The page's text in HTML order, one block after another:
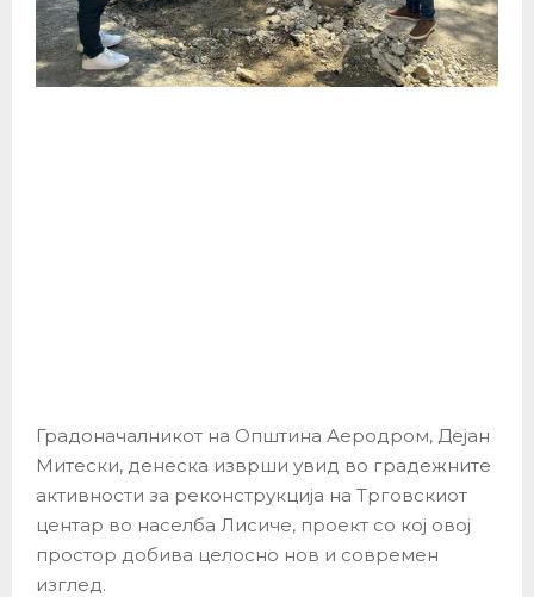
Градоначалникот на Општина Аеродром, Дејан
Митески, денеска изврши увид во градежните
активности за реконструкција на Трговскиот
центар во населба Лисиче, проект со кој овој
простор добива целосно нов и современ
изглед.